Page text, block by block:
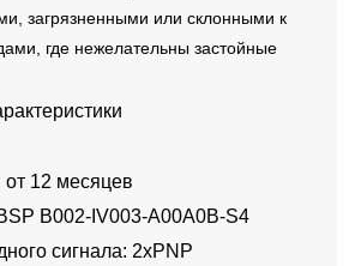
загрязненными или склонными к
где нежелательны застойные
от 12 месяцев
B002-IV003-A00A0B-S4
сигнала: 2xPNP